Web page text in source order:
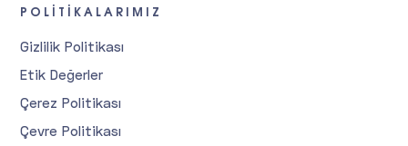
POLITIKALARIMIZ
Gizlilik Politikası
Etik Değerler
Çerez Politikası
Çevre Politikası